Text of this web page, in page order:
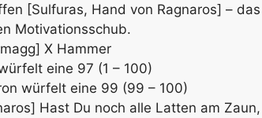
[Sulfuras, Hand von Ragnaros] –
Motivationsschub.
X Hammer
eine 97 (1 – 100)
würfelt eine 99 (99 – 100)
Hast Du noch alle Latten am